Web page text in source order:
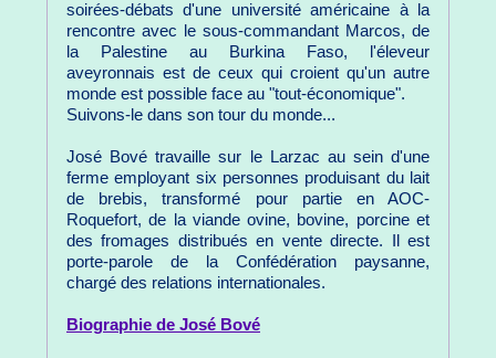
soirées-débats d'une université américaine à la
rencontre avec le sous-commandant Marcos, de
la Palestine au Burkina Faso, l'éleveur
aveyronnais est de ceux qui croient qu'un autre
monde est possible face au "tout-économique".
Suivons-le dans son tour du monde...
José Bové travaille sur le Larzac au sein d'une
ferme employant six personnes produisant du lait
de brebis, transformé pour partie en AOC-
Roquefort, de la viande ovine, bovine, porcine et
des fromages distribués en vente directe. Il est
porte-parole de la Confédération paysanne,
chargé des relations internationales.
Biographie de José Bové